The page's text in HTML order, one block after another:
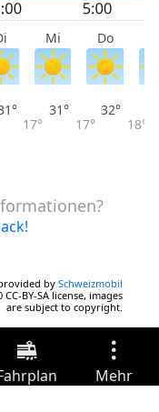
Mi Do
17°
31°
17°
32°
18°
by Schweizmobil
BY-SA license, images
are subject to copyright.
Mehr